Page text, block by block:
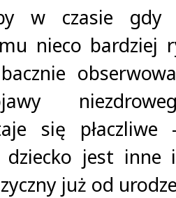
by w czasie
nieco bardziej
się
dziecko jest
już od